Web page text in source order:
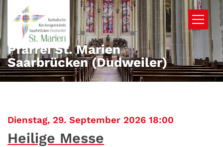
Zum Inhalt springen
Pfarrei St. Marien
Saarbrücken (Dudweiler)
Dienstag, 29. September 2026 18:00
Heilige Messe